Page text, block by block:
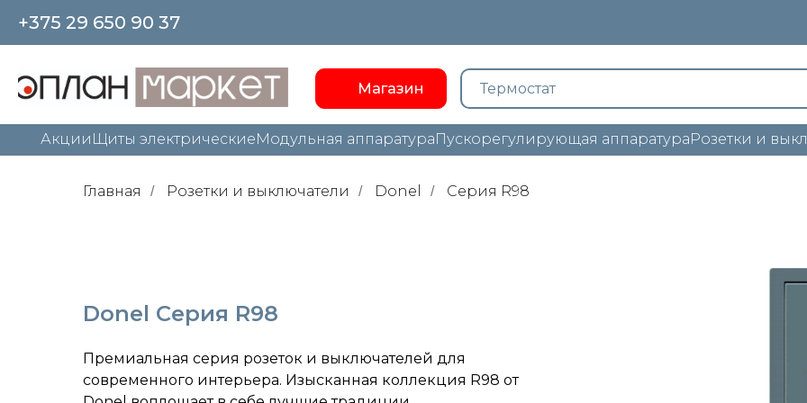
+375 29 650 90 37
Магазин
Акции Щиты электрическиеМодульная аппаратураПускорегулирующая аппаратураРозетки и
Главная / Розетки и выключатели / Donel / Cерия R98
Donel Cерия R98
Премиальная серия розеток и выключателей для
современного интерьера. Изысканная коллекция R98 от